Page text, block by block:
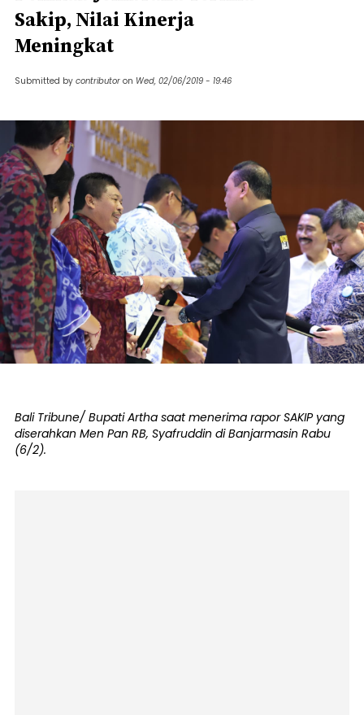
Sakip, Nilai Kinerja
Meningkat
Submitted by contributor on Wed, 02/06/2019 - 19:46
Bali Tribune/ Bupati Artha saat menerima rapor SAKIP yang
diserahkan Men Pan RB, Syafruddin di Banjarmasin Rabu
(6/2).